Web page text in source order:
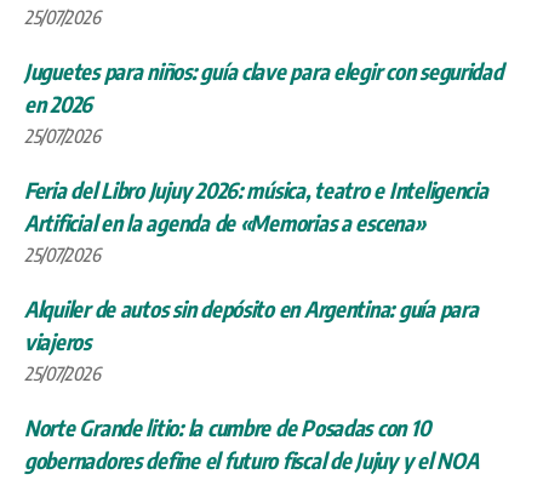
25/07/2026
Juguetes para niños: guía clave para elegir con seguridad
en 2026
25/07/2026
Feria del Libro Jujuy 2026: música, teatro e Inteligencia
Artificial en la agenda de «Memorias a escena»
25/07/2026
Alquiler de autos sin depósito en Argentina: guía para
viajeros
25/07/2026
Norte Grande litio: la cumbre de Posadas con 10
gobernadores define el futuro fiscal de Jujuy y el NOA